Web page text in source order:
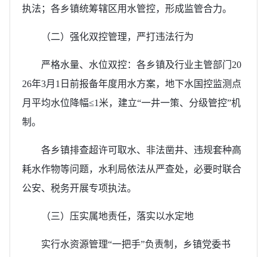
执法；各乡镇统筹辖区用水管控，形成监管合力。
（二）强化双控管理，严打违法行为
严格水量、水位双控：各乡镇及行业主管部门20
26年3月1日前报备年度用水方案，地下水国控监测点
月平均水位降幅≤1米，建立“一井一策、分级管控”机
制。
各乡镇排查超许可取水、非法凿井、违规套种高
耗水作物等问题，水利局依法从严查处，必要时联合
公安、税务开展专项执法。
（三）压实属地责任，落实以水定地
实行水资源管理“一把手”负责制，乡镇党委书